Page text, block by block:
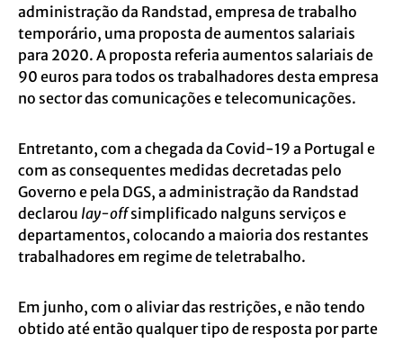
administração da Randstad, empresa de trabalho
temporário, uma proposta de aumentos salariais
para 2020. A proposta referia aumentos salariais de
90 euros para todos os trabalhadores desta empresa
no sector das comunicações e telecomunicações.
Entretanto, com a chegada da Covid-19 a Portugal e
com as consequentes medidas decretadas pelo
Governo e pela DGS, a administração da Randstad
declarou lay-offsimplificado nalguns serviços e
departamentos, colocando a maioria dos restantes
trabalhadores em regime de teletrabalho.
Em junho, com o aliviar das restrições, e não tendo
obtido até então qualquer tipo de resposta por parte